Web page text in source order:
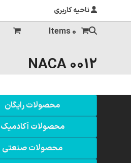
ناحیه کاربری
0 Items
NACA 0012
محصولات رایگان
محصولات آکادمیک
محصولات صنعتی